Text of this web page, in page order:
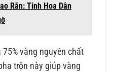
Rắn: Tinh Hoa Dân
vàng nguyên chất
trộn này giúp vàng